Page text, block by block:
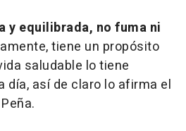
y equilibrada, no fuma ni
tiene un propósito
saludable lo tiene
día, así de claro lo afirma el